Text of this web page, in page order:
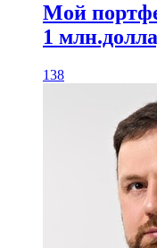
Мой
1
138